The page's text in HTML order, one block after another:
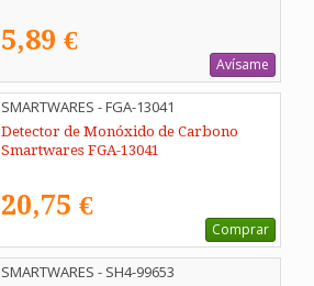
5,89 €
Avísame
SMARTWARES - FGA-13041
Detector de Monóxido de Carbono
Smartwares FGA-13041
20,75 €
Comprar
SMARTWARES - SH4-99653